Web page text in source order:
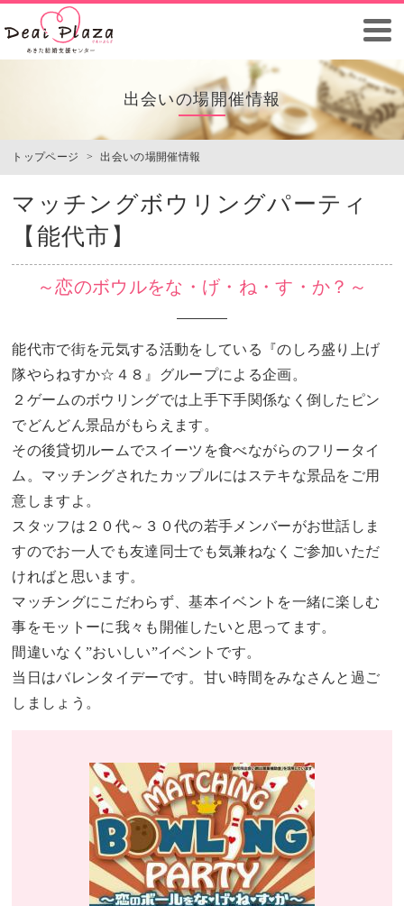
出会いの場開催情報
トップページ > 出会いの場開催情報
マッチングボウリングパーティ
【能代市】
～恋のボウルをな・げ・ね・す・か？～
能代市で街を元気する活動をしている『のしろ盛り上げ
隊やらねすか☆４８』グループによる企画。
２ゲームのボウリングでは上手下手関係なく倒したピン
でどんどん景品がもらえます。
その後貸切ルームでスイーツを食べながらのフリータイ
ム。マッチングされたカップルにはステキな景品をご用
意しますよ。
スタッフは２０代～３０代の若手メンバーがお世話しま
すのでお一人でも友達同士でも気兼ねなくご参加いただ
ければと思います。
マッチングにこだわらず、基本イベントを一緒に楽しむ
事をモットーに我々も開催したいと思ってます。
間違いなく”おいしい”イベントです。
当日はバレンタイデーです。甘い時間をみなさんと過ご
しましょう。